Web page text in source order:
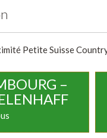
Petite Suisse
–